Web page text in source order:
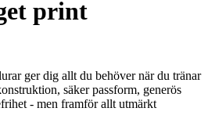
print
ger dig allt du behöver när du tränar
säker passform, generös
- men framför allt utmärkt